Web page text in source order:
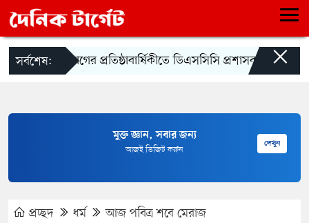
সর্বশেষ:অনুরাগের প্রতিষ্ঠাবার্ষিকীতে ডিএসসিসি প্রশাসক হার্ট
×
মুক্ত জ্ঞান, সবার জন্য
আজই ভিজিট করুন
দেখুন
প্রচ্ছদ ধর্ম আজ পবিত্র শবে মেরাজ